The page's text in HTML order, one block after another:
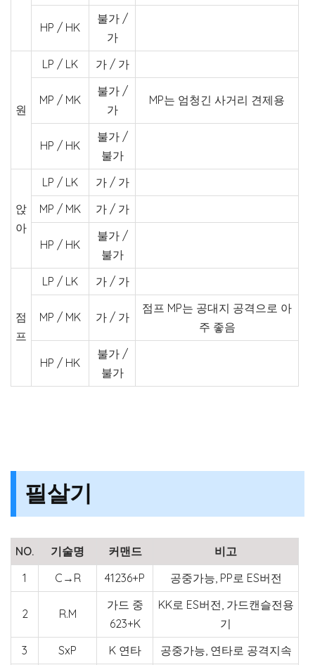
HP / HK
불가 /
가
원
LP / LK 가 / 가
MP / MK
불가 /
가
MP는 엄청긴 사거리 견제용
HP / HK
불가 /
불가
앉
아
LP / LK
가 / 가
MP / MK
가 / 가
HP / HK
불가 /
불가
점
프
LP / LK 가 / 가
MP / MK 가 / 가
점프 MP는 공대지 공격으로 아
주 좋음
HP / HK
불가 /
불가
필살기
NO. 기술명 커맨드
비고
1
C→R 41236+P 공중가능, PP로 ES버전
2 R.M
가드 중
623+K
KK로 ES버전, 가드캔슬전용
기
3
SxP K 연타
공중가능, 연타로 공격지속